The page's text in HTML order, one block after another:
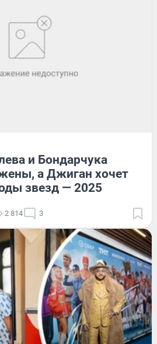
и Бондарчука
а Джиган хочет
звезд — 2025
2 814 3